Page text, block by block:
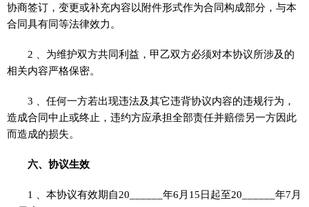
协商签订，变更或补充内容以附件形式作为合同构成部分，与本
合同具有同等法律效力。
2 、为维护双方共同利益，甲乙双方必须对本协议所涉及的
相关内容严格保密。
3 、任何一方若出现违法及其它违背协议内容的违规行为，
造成合同中止或终止，违约方应承担全部责任并赔偿另一方因此
而造成的损失。
六、协议生效
1 、本协议有效期自20______年6月15日起至20______年7月